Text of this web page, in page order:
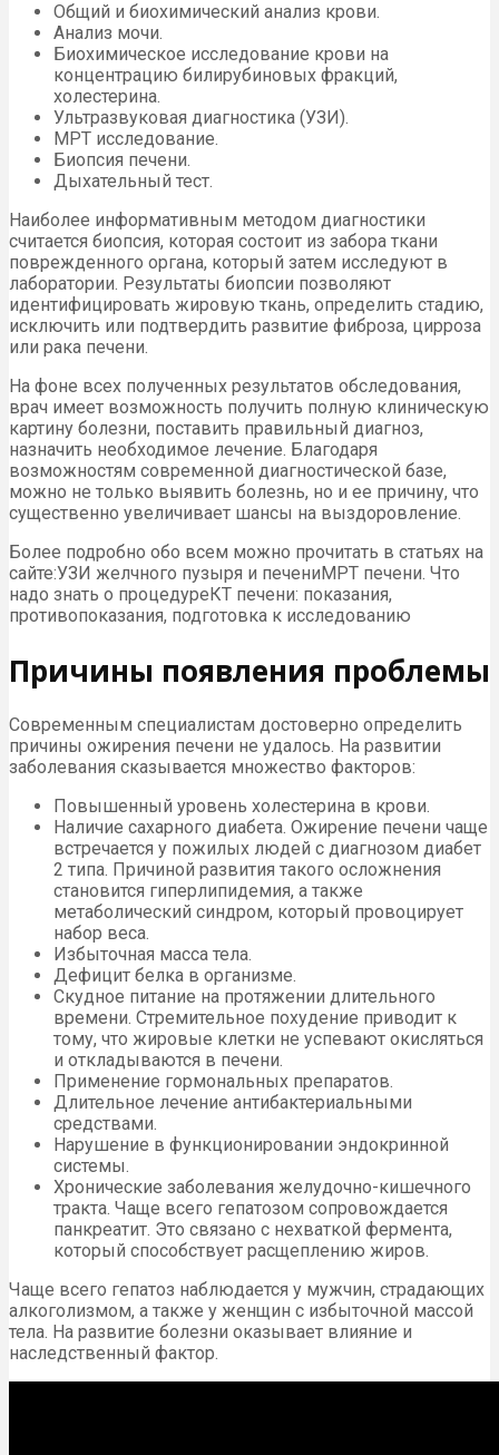
Общий и биохимический анализ крови.
Анализ мочи.
Биохимическое исследование крови на
концентрацию билирубиновых фракций,
холестерина.
Ультразвуковая диагностика (УЗИ).
МРТ исследование.
Биопсия печени.
Дыхательный тест.
Наиболее информативным методом диагностики
считается биопсия, которая состоит из забора ткани
поврежденного органа, который затем исследуют в
лаборатории. Результаты биопсии позволяют
идентифицировать жировую ткань, определить стадию,
исключить или подтвердить развитие фиброза, цирроза
или рака печени.
На фоне всех полученных результатов обследования,
врач имеет возможность получить полную клиническую
картину болезни, поставить правильный диагноз,
назначить необходимое лечение. Благодаря
возможностям современной диагностической базе,
можно не только выявить болезнь, но и ее причину, что
существенно увеличивает шансы на выздоровление.
Более подробно обо всем можно прочитать в статьях на
сайте:УЗИ желчного пузыря и печениМРТ печени. Что
надо знать о процедуреКТ печени: показания,
противопоказания, подготовка к исследованию
Причины появления проблемы
Современным специалистам достоверно определить
причины ожирения печени не удалось. На развитии
заболевания сказывается множество факторов:
Повышенный уровень холестерина в крови.
Наличие сахарного диабета. Ожирение печени чаще
встречается у пожилых людей с диагнозом диабет
2 типа. Причиной развития такого осложнения
становится гиперлипидемия, а также
метаболический синдром, который провоцирует
набор веса.
Избыточная масса тела.
Дефицит белка в организме.
Скудное питание на протяжении длительного
времени. Стремительное похудение приводит к
тому, что жировые клетки не успевают окисляться
и откладываются в печени.
Применение гормональных препаратов.
Длительное лечение антибактериальными
средствами.
Нарушение в функционировании эндокринной
системы.
Хронические заболевания желудочно-кишечного
тракта. Чаще всего гепатозом сопровождается
панкреатит. Это связано с нехваткой фермента,
который способствует расщеплению жиров.
Чаще всего гепатоз наблюдается у мужчин, страдающих
алкоголизмом, а также у женщин с избыточной массой
тела. На развитие болезни оказывает влияние и
наследственный фактор.